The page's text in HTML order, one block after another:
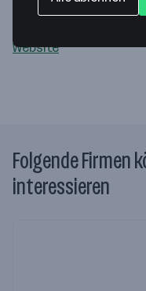
Website
Folgende Firmen
interessieren